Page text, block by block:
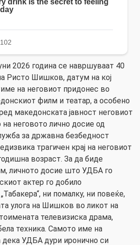
2026 година се навршуваат 40
Ристо Шишков, датум на кој
на неговиот придонес во
филм и театар, а особено
македонската јавност неговиот
на неговото лично досие од
за државна безбедност
трагичен крај на неговиот
возраст. За да биде
личното досие што УДБА го
актер го добило
ни помалку, ни повеќе,
улога на Шишков во ликот на
телевизиска драма,
техника. Самото име на
УДБА дури иронично си